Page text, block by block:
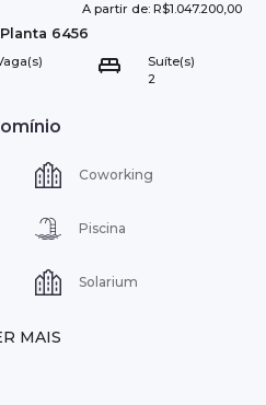
A partir de: R$1.047.200,00
Planta 6456
Suíte(s)
2
Coworking
Piscina
Solarium
MAIS